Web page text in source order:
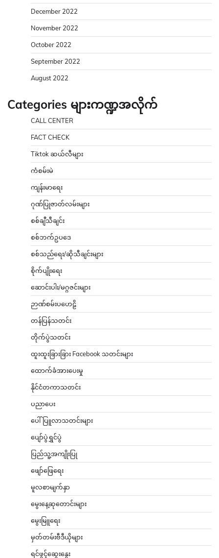
December 2022
November 2022
October 2022
September 2022
August 2022
Categories များကဏ္ဍအလိုက်
CALL CENTER
FACT CHECK
Tiktok ဆယ်လီများ
ကံစမ်းမဲ
ကျန်းမာရေး
ဂုဏ်ပြုဇာတ်လမ်းများ
စစ်ချီသီချင်း
စစ်ဘက်ဥပဒေ
စစ်သည်ရေး/ဆိုသီချင်းများ
စိုက်ပျိုးရေး
ဆောင်းပါး/မဂ္ဂဇင်းများ
ဉာဏ်စမ်းပဟေဠိ
တန်ပြန်သတင်း
တိုက်ပွဲသတင်း
ထူးထူးခြားခြား Facebook သတင်းများ
ထောက်ခံအားပေးမှု
နိုင်ငံတကာသတင်း
ပညာပေး
ပေါ်ပြူလာသတင်းများ
ပျော်ပွဲရွှင်ပွဲ
ပြည်သူ့အကျိုးပြု
ဖျော်ဖြေရေး
မူလစာမျက်နှာ
မွေးနေ့ဆုတောင်းများ
မွေးမြူရေး
မှတ်တမ်းဗီဒီယိုများ
ရင်ဖွင့်ဆွေးနွေး